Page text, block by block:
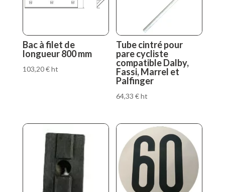
Bac à filet de
longueur 800 mm
103,20€ht
Tube cintré pour
pare cycliste
compatible Dalby,
Fassi, Marrel et
Palfinger
64,33€ht